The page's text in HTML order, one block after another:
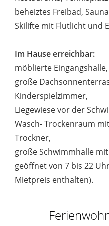
beheiztes Freibad,
Skilifte mit Flutlicht und
Im Hause erreichbar:
möblierte Eingangshalle,
große
Kinderspielzimmer,
Liegewiese vor der
Wasch- Trockenraum
Trockner,
große Schwimmhalle
geöffnet von 7 bis 22
Mietpreis enthalten).